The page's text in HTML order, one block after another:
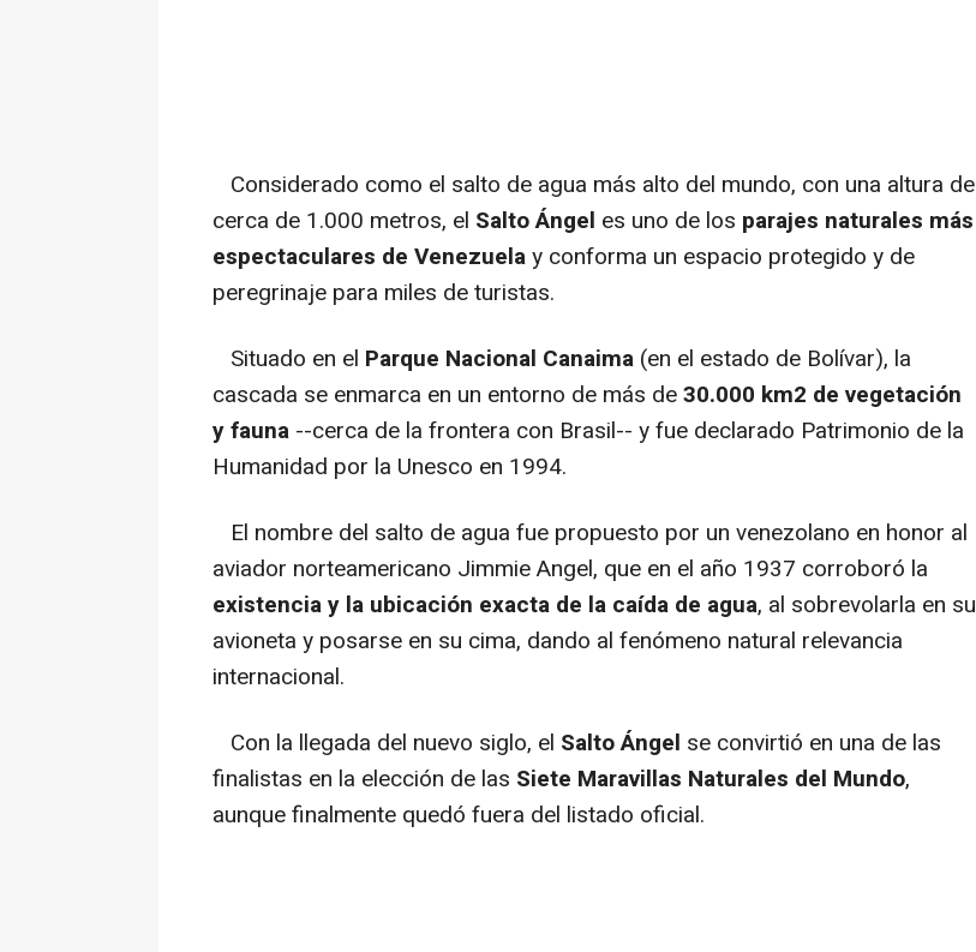
Considerado como el salto de agua más alto del mundo, con una altura de
cerca de 1.000 metros, el Salto Ángel es uno de los parajes naturales más
espectaculares de Venezuelay conforma un espacio protegido y de
peregrinaje para miles de turistas.
Situado en el Parque Nacional Canaima (en el estado de Bolívar), la
cascada se enmarca en un entorno de más de30.000 km2 de vegetación
y fauna --cerca de la frontera con Brasil-- y fue declarado Patrimonio de la
Humanidad por la Unesco en 1994.
El nombre del salto de agua fue propuesto por un venezolano en honor al
aviador norteamericano Jimmie Angel, que en el año 1937 corroboró la
existencia y la ubicación exacta de la caída de agua, al sobrevolarla en su
avioneta y posarse en su cima, dando al fenómeno natural relevancia
internacional.
Con la llegada del nuevo siglo, el Salto Ángel se convirtió en una de las
finalistas en la elección de las Siete Maravillas Naturales del Mundo,
aunque finalmente quedó fuera del listado oficial.